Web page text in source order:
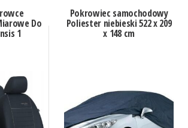
Do
1
Pokrowiec samochodowy
Poliester niebieski 522 x 209
x 148 cm